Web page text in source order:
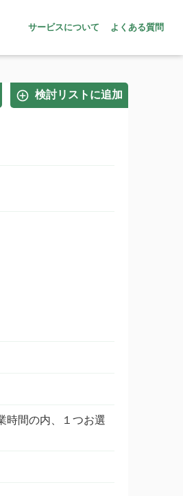
サービスについて よくある質問
検討リストに追加
時間の内、１つお選